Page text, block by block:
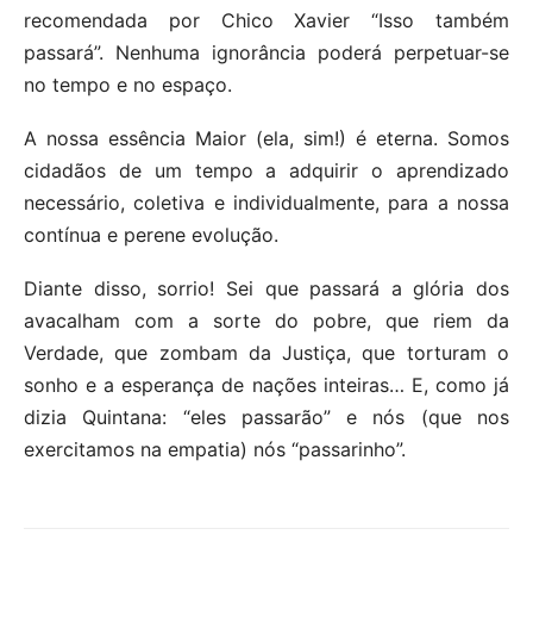
recomendada por Chico Xavier “Isso também
passará”. Nenhuma ignorância poderá perpetuar-se
no tempo e no espaço.
A nossa essência Maior (ela, sim!) é eterna. Somos
cidadãos de um tempo a adquirir o aprendizado
necessário, coletiva e individualmente, para a nossa
contínua e perene evolução.
Diante disso, sorrio! Sei que passará a glória dos
avacalham com a sorte do pobre, que riem da
Verdade, que zombam da Justiça, que torturam o
sonho e a esperança de nações inteiras… E, como já
dizia Quintana: “eles passarão” e nós (que nos
exercitamos na empatia) nós “passarinho”.